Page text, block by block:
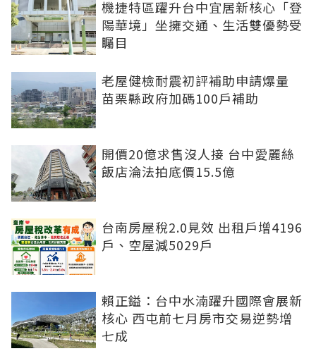
機捷特區躍升台中宜居新核心「登
陽華境」坐擁交通、生活雙優勢受
矚目
老屋健檢耐震初評補助申請爆量
苗栗縣政府加碼100戶補助
開價20億求售沒人接 台中愛麗絲
飯店淪法拍底價15.5億
台南房屋稅2.0見效 出租戶增4196
戶、空屋減5029戶
賴正鎰：台中水湳躍升國際會展新
核心 西屯前七月房市交易逆勢增
七成